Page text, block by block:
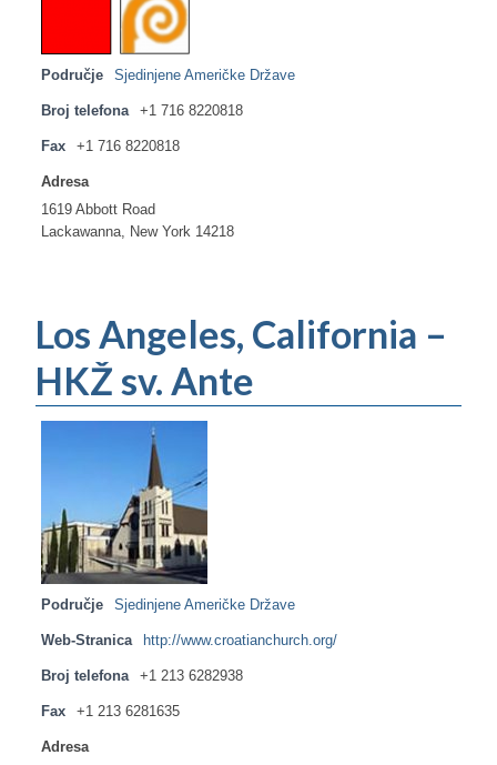
Područje Sjedinjene Američke Države
Broj telefona +1 716 8220818
Fax +1 716 8220818
Adresa
1619 Abbott Road
Lackawanna, New York 14218
Los Angeles, California –
HKŽ sv. Ante
Područje Sjedinjene Američke Države
Web-Stranica http://www.croatianchurch.org/
Broj telefona +1 213 6282938
Fax +1 213 6281635
Adresa